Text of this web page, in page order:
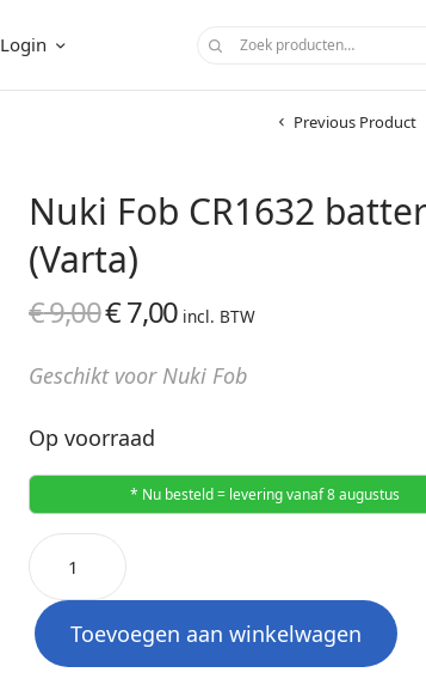
Login
Previous Product
Nuki Fob CR1632
(Varta)
€9,00Oorspronkelijke
€ 9,00.
€7,00Huidige
€ 7,00.
incl. BTW
Geschikt voor Nuki Fob
Op voorraad
* Nu besteld = levering vanaf 8 augustus
Toevoegen aan winkelwagen